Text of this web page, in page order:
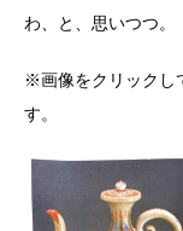
わ、と、思いつつ。
※画像をクリックし
す。